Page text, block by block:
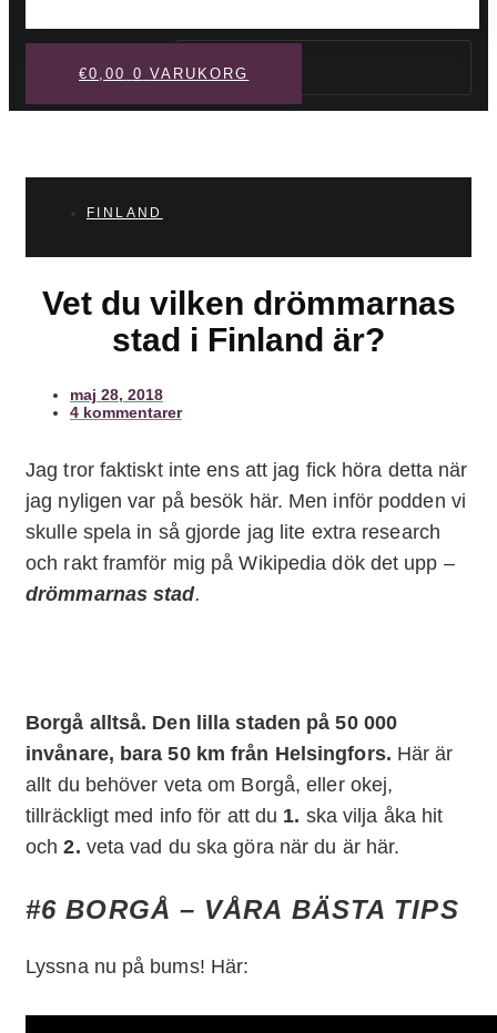
Sök
€0,00 0 VARUKORG
FINLAND
Vet du vilken drömmarnas
stad i Finland är?
maj 28, 2018
4 kommentarer
Jag tror faktiskt inte ens att jag fick höra detta när
jag nyligen var på besök här. Men inför podden vi
skulle spela in så gjorde jag lite extra research
och rakt framför mig på Wikipedia dök det upp –
drömmarnas stad.
Borgå alltså. Den lilla staden på 50 000
invånare, bara 50 km från Helsingfors. Här är
allt du behöver veta om Borgå, eller okej,
tillräckligt med info för att du 1. ska vilja åka hit
och 2. veta vad du ska göra när du är här.
#6 BORGÅ – VÅRA BÄSTA TIPS
Lyssna nu på bums! Här: